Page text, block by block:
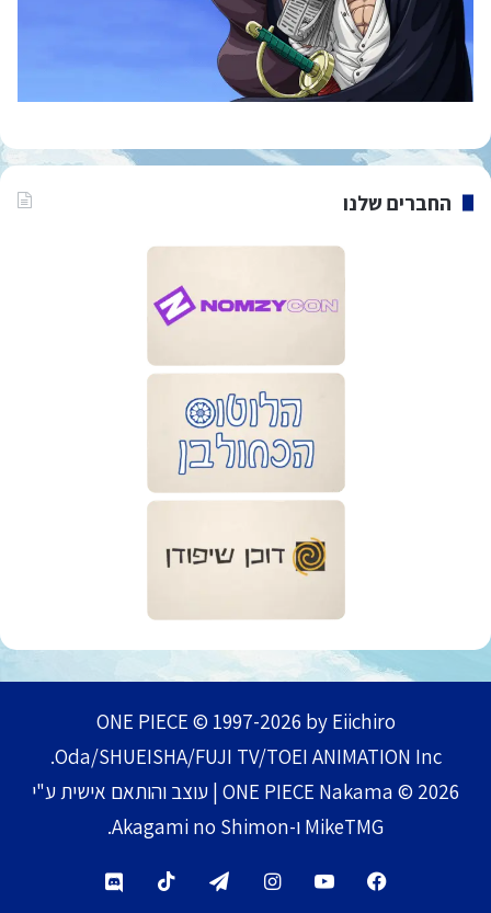
החברים שלנו
ONE PIECE © 1997-2026 by Eiichiro
Oda/SHUEISHA/FUJI TV/TOEI ANIMATION Inc.
ONE PIECE Nakama © 2026 | עוצב והותאם אישית ע"י
MikeTMG ו-Akagami no Shimon.
Facebook
YouTube
Instagram
Telegram
TikTok
Discord